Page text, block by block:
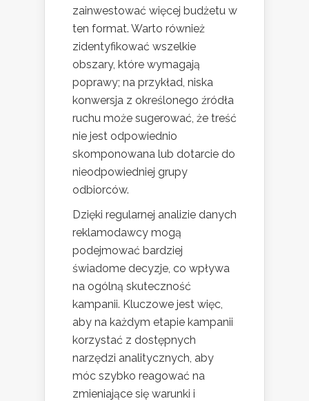
zainwestować więcej budżetu w
ten format. Warto również
zidentyfikować wszelkie
obszary, które wymagają
poprawy; na przykład, niska
konwersja z określonego źródła
ruchu może sugerować, że treść
nie jest odpowiednio
skomponowana lub dotarcie do
nieodpowiedniej grupy
odbiorców.
Dzięki regularnej analizie danych
reklamodawcy mogą
podejmować bardziej
świadome decyzje, co wpływa
na ogólną skuteczność
kampanii. Kluczowe jest więc,
aby na każdym etapie kampanii
korzystać z dostępnych
narzędzi analitycznych, aby
móc szybko reagować na
zmieniające się warunki i